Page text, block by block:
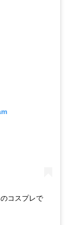
コスプレで